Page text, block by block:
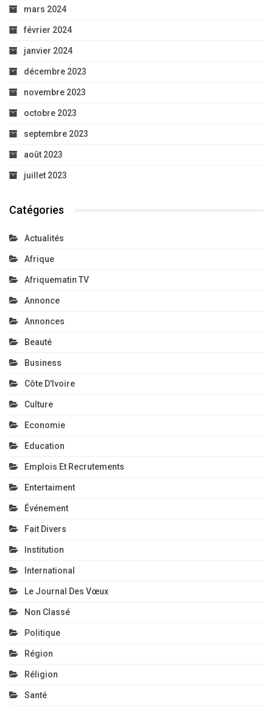
mars 2024
février 2024
janvier 2024
décembre 2023
novembre 2023
octobre 2023
septembre 2023
août 2023
juillet 2023
Catégories
Actualités
Afrique
Afriquematin TV
Annonce
Annonces
Beauté
Business
Côte D'Ivoire
Culture
Economie
Education
Emplois Et Recrutements
Entertaiment
Événement
Fait Divers
Institution
International
Le Journal Des Vœux
Non Classé
Politique
Région
Réligion
Santé